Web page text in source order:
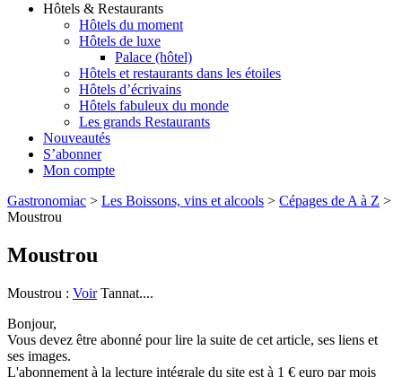
Hôtels & Restaurants
Hôtels du moment
Hôtels de luxe
Palace (hôtel)
Hôtels et restaurants dans les étoiles
Hôtels d’écrivains
Hôtels fabuleux du monde
Les grands Restaurants
Nouveautés
S’abonner
Mon compte
Gastronomiac > Les Boissons, vins et alcools > Cépages de A à Z >
Moustrou
Moustrou
Moustrou : VoirTannat....
Bonjour,
Vous devez être abonné pour lire la suite de cet article, ses liens et
ses images.
L'abonnement à la lecture intégrale du site est à 1 € euro par mois